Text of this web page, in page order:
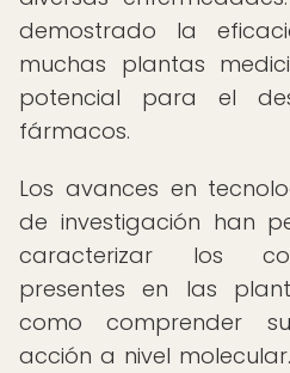
demostrado la
muchas plantas
potencial para el
fármacos.
Los avances en
de investigación han
caracterizar los
presentes en las
como comprender
acción a nivel